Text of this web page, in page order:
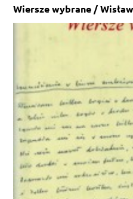
Wiersze wybrane /